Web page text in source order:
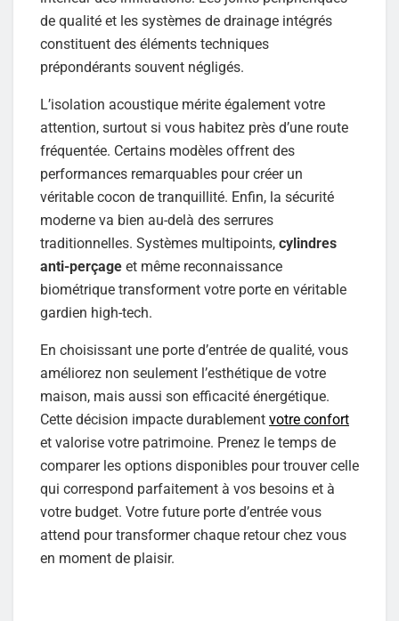
de qualité et les systèmes de drainage intégrés
constituent des éléments techniques
prépondérants souvent négligés.
L’isolation acoustique mérite également votre
attention, surtout si vous habitez près d’une route
fréquentée. Certains modèles offrent des
performances remarquables pour créer un
véritable cocon de tranquillité. Enfin, la sécurité
moderne va bien au-delà des serrures
traditionnelles. Systèmes multipoints, cylindres
anti-perçage et même reconnaissance
biométrique transforment votre porte en véritable
gardien high-tech.
En choisissant une porte d’entrée de qualité, vous
améliorez non seulement l’esthétique de votre
maison, mais aussi son efficacité énergétique.
Cette décision impacte durablement votre confort
et valorise votre patrimoine. Prenez le temps de
comparer les options disponibles pour trouver celle
qui correspond parfaitement à vos besoins et à
votre budget. Votre future porte d’entrée vous
attend pour transformer chaque retour chez vous
en moment de plaisir.